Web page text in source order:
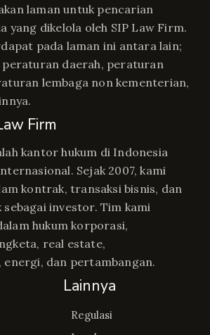
laman untuk pencarian
yang dikelola oleh SIP Law Firm.
pada laman ini antara lain;
daerah, peraturan
lembaga non kementerian,
Firm
kantor hukum di Indonesia
Sejak 2007, kami
kontrak, transaksi bisnis, dan
investor. Tim kami
hukum korporasi,
real estate,
energi, dan pertambangan.
Lainnya
Regulasi